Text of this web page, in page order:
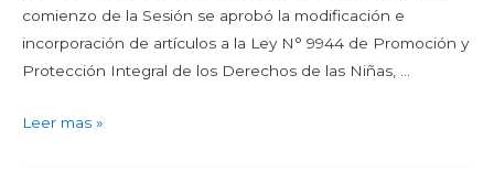
comienzo de la Sesión se aprobó la modificación e
incorporación de artículos a la Ley N° 9944 de Promoción y
Protección Integral de los Derechos de las Niñas, …
Leer mas »